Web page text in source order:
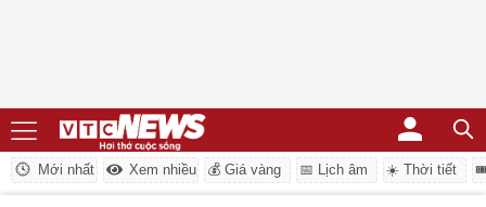
Mới nhất Xem nhiều 💰 Giá vàng 📅 Lịch âm ☀️ Thời tiết